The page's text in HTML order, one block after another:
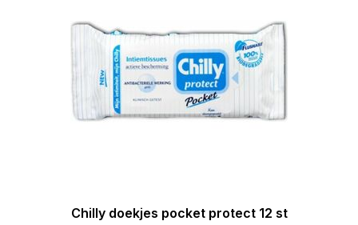
Chilly doekjes pocket protect 12 st